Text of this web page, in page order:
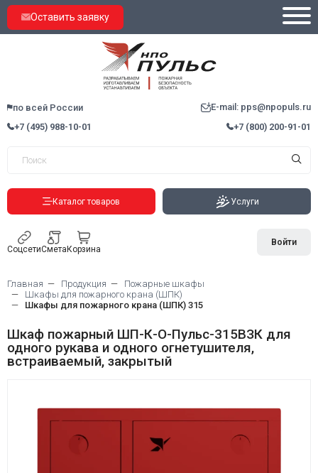
Оставить заявку
по всей России
E-mail: pps@npopuls.ru
+7 (495) 988-10-01
+7 (800) 200-91-01
Каталог товаров Услуги
СоцсетиСметаКорзина
Войти
Главная Продукция
Пожарные шкафы
Шкафы для пожарного крана (ШПК)
Шкафы для пожарного крана (ШПК) 315
Шкаф пожарный ШП-К-О-Пульс-315ВЗК для
одного рукава и одного огнетушителя,
встраиваемый, закрытый